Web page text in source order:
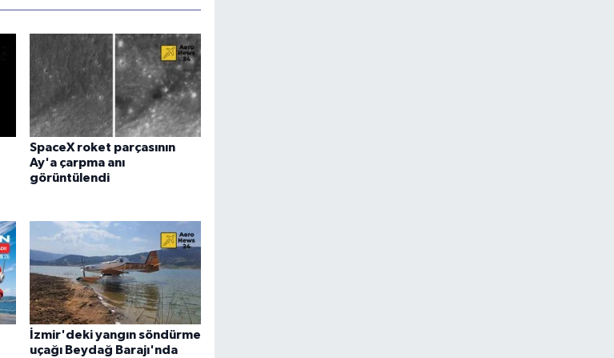
SpaceX roket parçasının
Ay'a çarpma anı
görüntülendi
İzmir'deki yangın söndürme
uçağı Beydağ Barajı'nda